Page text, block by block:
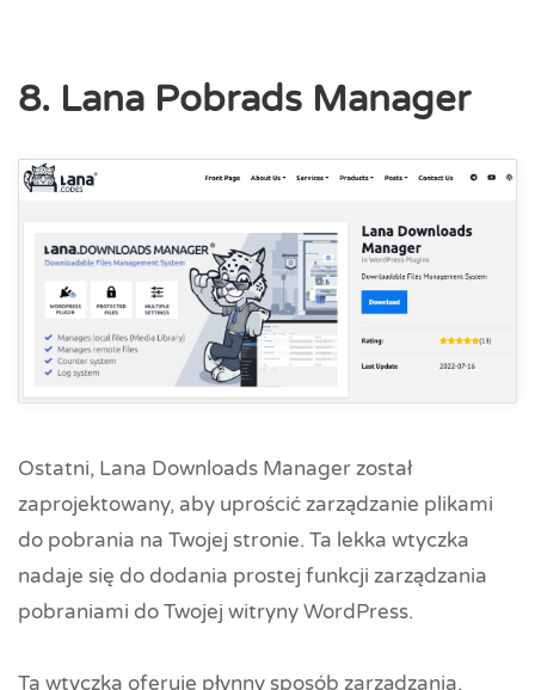
8. Lana Pobrads Manager
Ostatni, Lana Downloads Manager został
zaprojektowany, aby uprościć zarządzanie plikami
do pobrania na Twojej stronie. Ta lekka wtyczka
nadaje się do dodania prostej funkcji zarządzania
pobraniami do Twojej witryny WordPress.
Ta wtyczka oferuje płynny sposób zarządzania,